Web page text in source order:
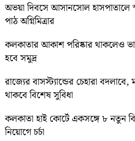
অভয়া দিবসে আসানসোল হাসপাতালে
পাঠ অগ্নিমিত্রার
কলকাতার আকাশ পরিষ্কার থাকলেও
হবে সমুদ্র
রাজ্যের বাসস্ট্যান্ডের চেহারা
থাকবে বিশেষ সুবিধা
কলকাতা হাই কোর্টে একসঙ্গে ৮ নতুন
নিয়োগে চর্চা